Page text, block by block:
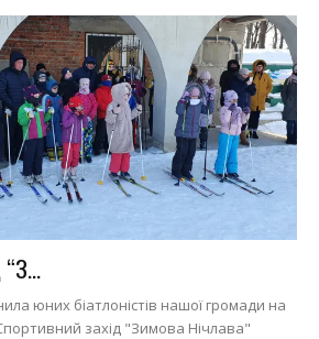
юних біатлоністів нашої громади на
захід "Зимова Нічлава"